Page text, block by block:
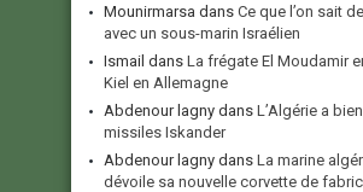
Mounirmarsa dans Ce que l’on sait
avec un sous-marin Israélien
Ismail dans La frégate El Moudamir
Kiel en Allemagne
Abdenour lagny dans L’Algérie a
missiles Iskander
Abdenour lagny dans La marine
dévoile sa nouvelle corvette de